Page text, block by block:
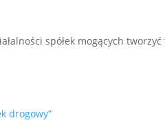
spółek mogących